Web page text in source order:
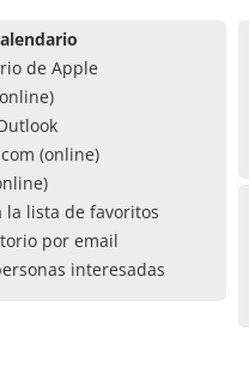
de Apple
(online)
la lista de favoritos
por email
interesadas